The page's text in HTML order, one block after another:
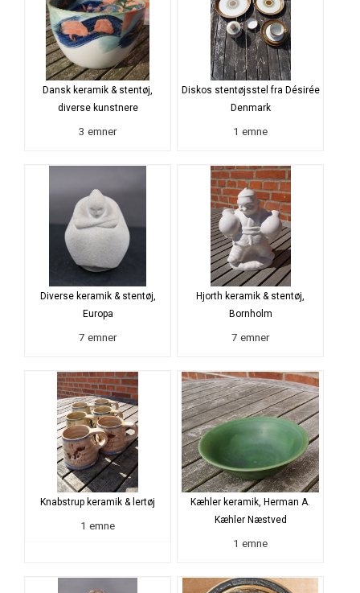
Dansk keramik & stentøj,
diverse kunstnere
3 emner
Diskos stentøjsstel fra Désirée
Denmark
1 emne
Diverse keramik & stentøj,
Europa
7 emner
Hjorth keramik & stentøj,
Bornholm
7 emner
Knabstrup keramik & lertøj
1 emne
Kæhler keramik, Herman A.
Kæhler Næstved
1 emne